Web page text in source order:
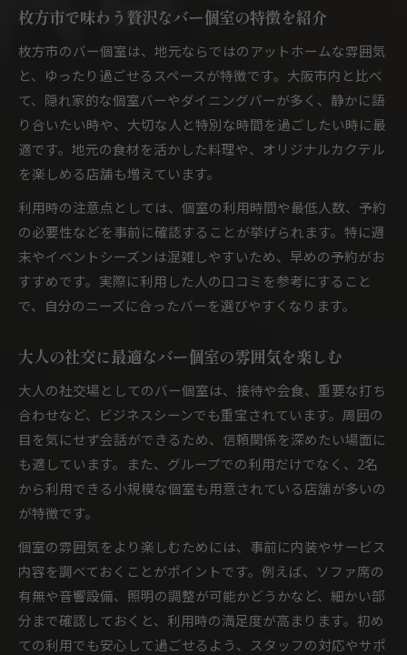
枚方市で味わう贅沢なバー個室の特徴を紹介
枚方市のバー個室は、地元ならではのアットホームな雰囲気
と、ゆったり過ごせるスペースが特徴です。大阪市内と比べ
て、隠れ家的な個室バーやダイニングバーが多く、静かに語
り合いたい時や、大切な人と特別な時間を過ごしたい時に最
適です。地元の食材を活かした料理や、オリジナルカクテル
を楽しめる店舗も増えています。
利用時の注意点としては、個室の利用時間や最低人数、予約
の必要性などを事前に確認することが挙げられます。特に週
末やイベントシーズンは混雑しやすいため、早めの予約がお
すすめです。実際に利用した人の口コミを参考にすること
で、自分のニーズに合ったバーを選びやすくなります。
大人の社交に最適なバー個室の雰囲気を楽しむ
大人の社交場としてのバー個室は、接待や会食、重要な打ち
合わせなど、ビジネスシーンでも重宝されています。周囲の
目を気にせず会話ができるため、信頼関係を深めたい場面に
も適しています。また、グループでの利用だけでなく、2名
から利用できる小規模な個室も用意されている店舗が多いの
が特徴です。
個室の雰囲気をより楽しむためには、事前に内装やサービス
内容を調べておくことがポイントです。例えば、ソファ席の
有無や音響設備、照明の調整が可能かどうかなど、細かい部
分まで確認しておくと、利用時の満足度が高まります。初め
ての利用でも安心して過ごせるよう、スタッフの対応やサポ